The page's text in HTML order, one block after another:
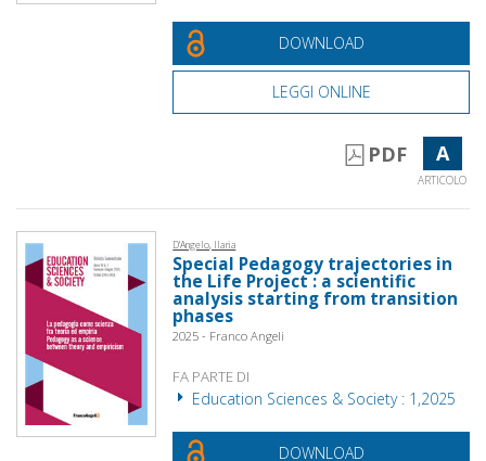
DOWNLOAD
LEGGI ONLINE
PDF A
ARTICOLO
D'Angelo, Ilaria
Special Pedagogy trajectories in
the Life Project : a scientific
analysis starting from transition
phases
2025 - Franco Angeli
FA PARTE DI
Education Sciences & Society : 1,2025
DOWNLOAD